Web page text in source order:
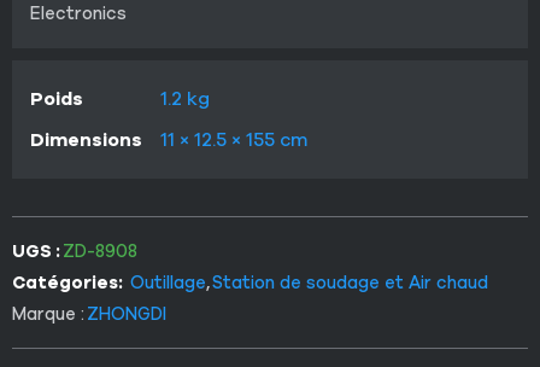
Electronics
Poids
1.2 kg
Dimensions
11 × 12.5 × 155 cm
UGS :ZD-8908
Catégories: Outillage,Station de soudage et Air chaud
Marque : ZHONGDI